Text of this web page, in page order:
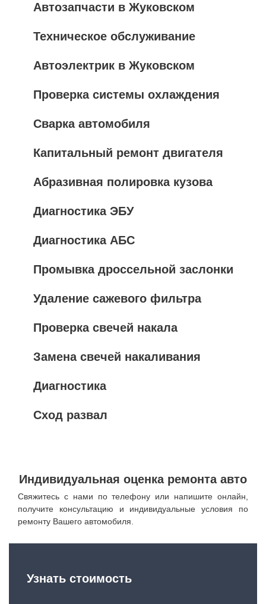
Автозапчасти в Жуковском
Техническое обслуживание
Автоэлектрик в Жуковском
Проверка системы охлаждения
Сварка автомобиля
Капитальный ремонт двигателя
Абразивная полировка кузова
Диагностика ЭБУ
Диагностика АБС
Промывка дроссельной заслонки
Удаление сажевого фильтра
Проверка свечей накала
Замена свечей накаливания
Диагностика
Сход развал
Индивидуальная оценка ремонта авто
Свяжитесь с нами по телефону или напишите онлайн,
получите консультацию и индивидуальные условия по
ремонту Вашего автомобиля.
Узнать стоимость